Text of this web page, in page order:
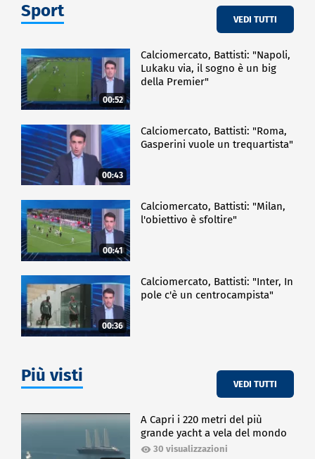
Sport VEDI TUTTI
00:52
Calciomercato, Battisti: "Napoli,
Lukaku via, il sogno è un big
della Premier"
00:43
Calciomercato, Battisti: "Roma,
Gasperini vuole un trequartista"
00:41
Calciomercato, Battisti: "Milan,
l'obiettivo è sfoltire"
00:36
Calciomercato, Battisti: "Inter, In
pole c'è un centrocampista"
Più visti VEDI TUTTI
A Capri i 220 metri del più
grande yacht a vela del mondo
30 visualizzazioni